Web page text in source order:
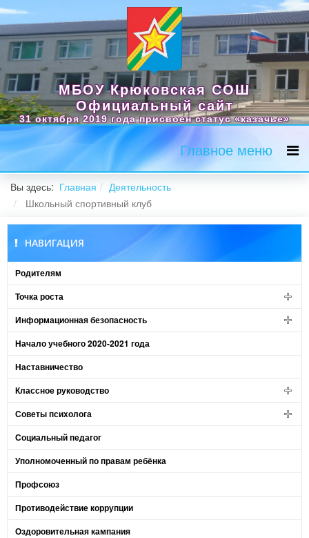
МБОУ Крюковская СОШ
Официальный сайт
31 октября 2019 года присвоен статус «казачье»
Главное меню
Вы здесь: Главная
Деятельность
Школьный спортивный клуб
НАВИГАЦИЯ
Родителям
Точка роста
Информационная безопасность
Начало учебного 2020-2021 года
Наставничество
Классное руководство
Советы психолога
Социальный педагог
Уполномоченный по правам ребёнка
Профсоюз
Противодействие коррупции
Оздоровительная кампания